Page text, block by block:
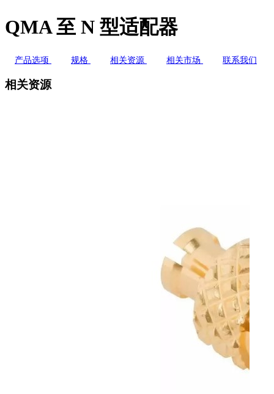
QMA 至 N 型适配器
产品选项 规格 相关资源 相关市场 联系我们
相关资源